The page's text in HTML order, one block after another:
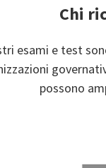
Chi
esami e test
possono